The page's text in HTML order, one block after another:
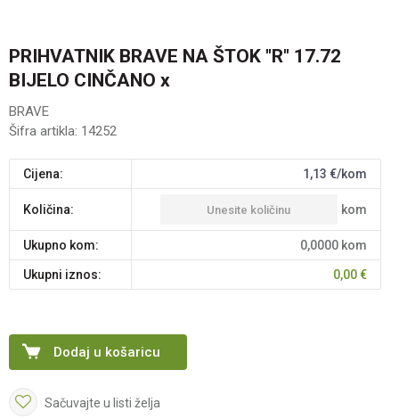
PRIHVATNIK BRAVE NA ŠTOK "R" 17.72
BIJELO CINČANO x
BRAVE
Šifra artikla: 14252
Cijena: 1,13 €/kom
Količina: kom
Ukupno kom: 0,0000 kom
Ukupni iznos: 0,00€
Dodaj u košaricu
Sačuvajte u listi želja